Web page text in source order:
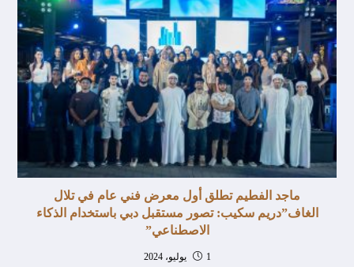
ماجد الفطيم تطلق أول معرض فني عام في تلال
الغاف”دريم سكيب: تصور مستقبل دبي باستخدام الذكاء
الاصطناعي”
1 يوليو، 2024